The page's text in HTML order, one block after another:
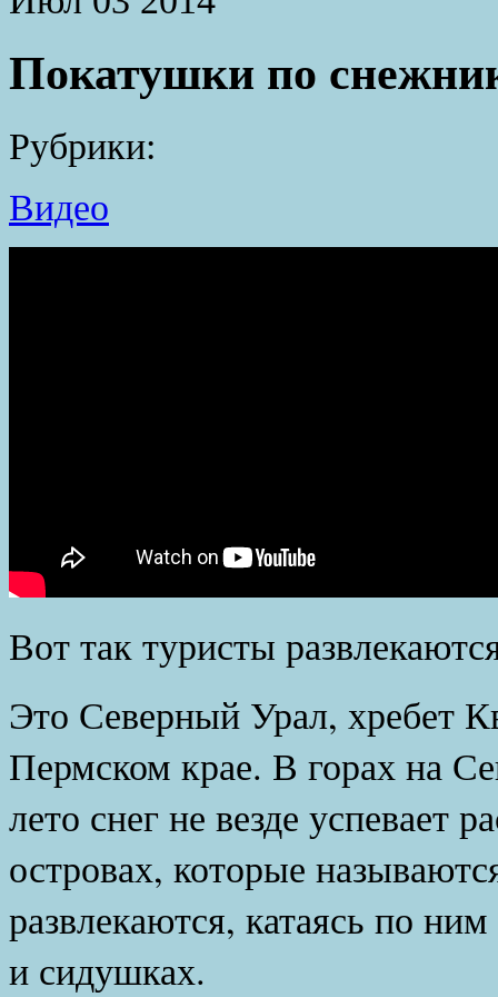
Покатушки по
Рубрики:
Видео
Вот так туристы
Это Северный Урал, хребет
Пермском крае. В горах на
лето снег не везде успевает
островах, которые
развлекаются, катаясь по
и сидушках.